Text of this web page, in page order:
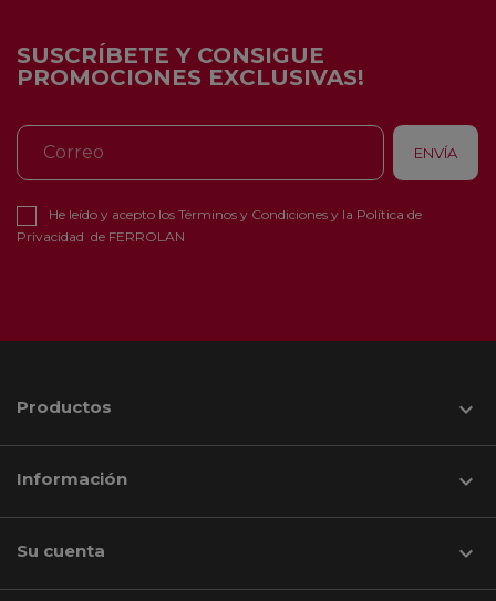
SUSCRÍBETE Y CONSIGUE
PROMOCIONES EXCLUSIVAS!
He leído y acepto los Términos y Condiciones y la Política de
Privacidad de FERROLAN
Productos 
Información 
Su cuenta 